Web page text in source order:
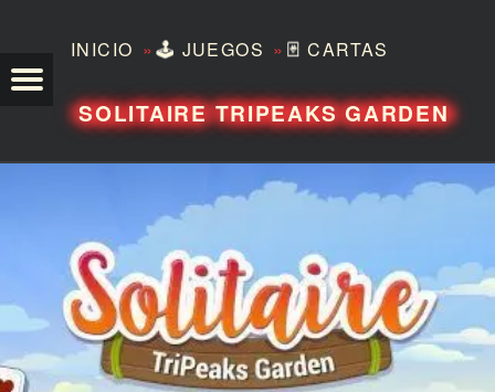
INICIO »🕹️ JUEGOS »🃏 CARTAS
SOLITAIRE TRIPEAKS GARDEN